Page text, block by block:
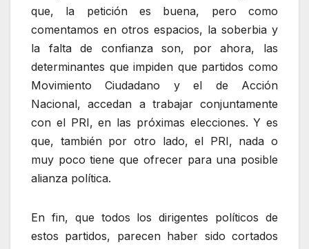
que, la petición es buena, pero como
comentamos en otros espacios, la soberbia y
la falta de confianza son, por ahora, las
determinantes que impiden que partidos como
Movimiento Ciudadano y el de Acción
Nacional, accedan a trabajar conjuntamente
con el PRI, en las próximas elecciones. Y es
que, también por otro lado, el PRI, nada o
muy poco tiene que ofrecer para una posible
alianza política.
En fin, que todos los dirigentes políticos de
estos partidos, parecen haber sido cortados